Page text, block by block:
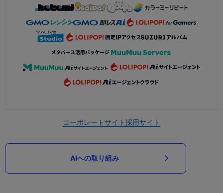
コーポレートサイト採用サイト
AIへの取り組み